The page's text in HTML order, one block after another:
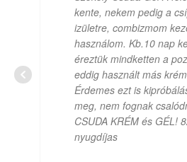
kente, nekem pedig a
izületre, combizmom
használom. Kb.10 nap
éreztük mindketten a
eddig használt más
Érdemes ezt is
meg, nem fognak
CSUDA KRÉM és GÉL!
nyugdíjas